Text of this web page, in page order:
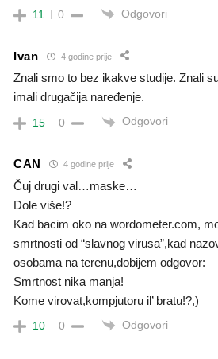
11 0 Odgovori
Ivan 4 godine prije
Znali smo to bez ikakve studije. Znali
imali drugačija naređenje.
15 0 Odgovori
CAN 4 godine prije
Čuj drugi val…maske…
Dole više!?
Kad bacim oko na wordometer.com,
smrtnosti od “slavnog virusa”,kad
osobama na terenu,dobijem odgovor:
Smrtnost nika manja!
Kome virovat,kompjutoru il’ bratu!?,)
10 0 Odgovori